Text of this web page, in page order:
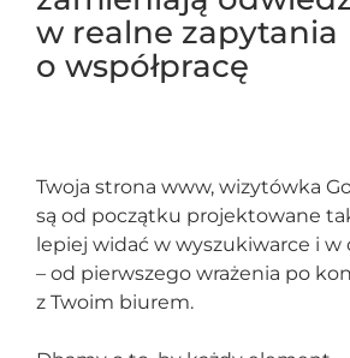
w realne zapytania
o współpracę
Twoja strona www, wizytówka
są od początku projektowane
lepiej widać w wyszukiwarce i
– od pierwszego wrażenia po
z Twoim biurem.